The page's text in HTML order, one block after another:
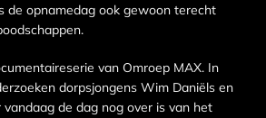
de opnamedag ook gewoon terecht
van Omroep MAX. In
dorpsjongens Wim Daniëls en
de dag nog over is van het